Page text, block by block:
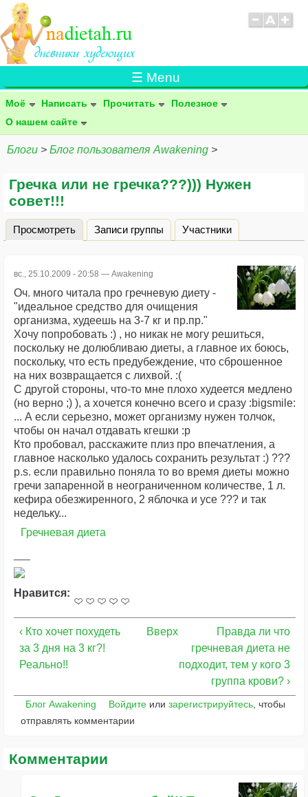
☰ Menu
Моё Написать Прочитать
Полезное
О нашем сайте
Блоги > Блог пользователя Awakening >
Гречка или не гречка???))) Нужен
совет!!!
Главные вкладки
Просмотреть (активная вкладка)
Записи группы Участники
вс., 25.10.2009 - 20:58 — Awakening
Оч. много читала про гречневую диету -
"идеальное средство для очищения
организма, худеешь на 3-7 кг и пр.пр."
Хочу попробовать :) , но никак не могу решиться,
поскольку не долюбливаю диеты, а главное их боюсь,
поскольку, что есть предубеждение, что сброшенное
на них возвращается с лихвой. :(
С другой стороны, что-то мне плохо худеется медлено
(но верно ;) ), а хочется конечно всего и сразу :bigsmile:
... А если серьезно, может организму нужен толчок,
чтобы он начал отдавать кгешки :p
Кто пробовал, расскажите плиз про впечатления, а
главное насколько удалось сохранить результат :) ???
p.s. если правильно поняла то во время диеты можно
гречи запаренной в неограниченном количестве, 1 л.
кефира обезжиренного, 2 яблочка и усе ??? и так
недельку...
Гречневая диета
Нравится:
‹ Кто хочет похудеть
за 3 дня на 3 кг?!
Реально!!
Вверх
Правда ли что
гречневая диета не
подходит, тем у кого 3
группа крови? ›
Блог Awakening Войдитеили зарегистрируйтесь, чтобы
отправлять комментарии
Комментарии